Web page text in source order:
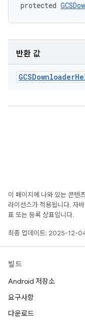
protected
반환 값
GCSDownloader
이 페이지에 나와 있는 콘텐
라이선스가 적용됩니다.
표 또는 등록 상표입니다.
최종 업데이트: 2025-12-
빌드
Android 저장소
요구사항
다운로드